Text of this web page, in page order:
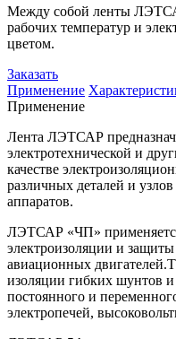
Между собой ленты
рабочих температур и
цветом.
Заказать
Применение
Применение
Лента ЛЭТСАР
электротехнической и
качестве
различных деталей и
аппаратов.
ЛЭТСАР «ЧП»
электроизоляции и
авиационных
изоляции гибких шунтов
постоянного и
электропечей,